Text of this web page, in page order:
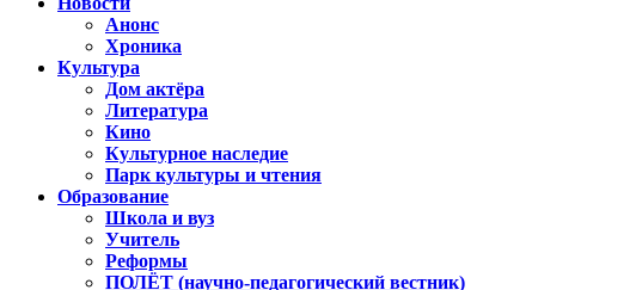
Анонс
Хроника
Культура
Дом актёра
Литература
Кино
Культурное наследие
Парк культуры и чтения
Образование
Школа и вуз
Учитель
Реформы
ПОЛЁТ (научно-педагогический вестник)